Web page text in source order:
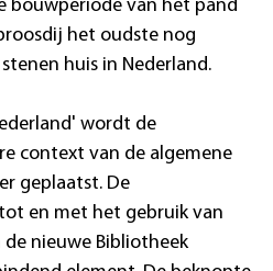
bouwperiode van het pand
het oudste nog
huis in Nederland.
wordt de
context van de algemene
geplaatst. De
en met het gebruik van
de nieuwe Bibliotheek